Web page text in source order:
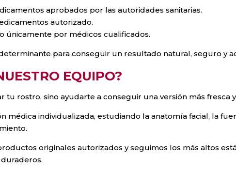
aprobados por las autoridades sanitarias.
autorizado.
únicamente por médicos cualificados.
para conseguir un resultado natural, seguro y
EQUIPO?
tu rostro, sino ayudarte a conseguir una versión más fresca
médica individualizada, estudiando la anatomía facial, la
originales autorizados y seguimos los más altos